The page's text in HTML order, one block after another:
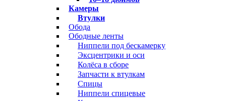
Камеры
Втулки
Обода
Ободные ленты
Ниппели под бескамерку
Эксцентрики и оси
Колёса в сборе
Запчасти к втулкам
Спицы
Ниппели спицевые